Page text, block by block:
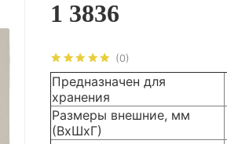
(0)
1 3836
Предназначен для
хранения
Размеры внешние, мм
(ВхШхГ)